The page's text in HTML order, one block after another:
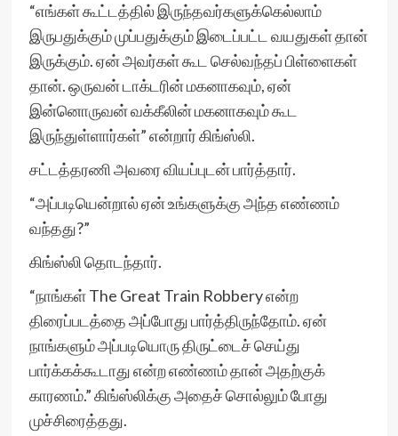
“எங்கள் கூட்டத்தில் இருந்தவர்களுக்கெல்லாம்
இருபதுக்கும் முப்பதுக்கும் இடைப்பட்ட வயதுகள் தான்
இருக்கும். ஏன் அவர்கள் கூட செல்வந்தப் பிள்ளைகள்
தான். ஒருவன் டாக்டரின் மகனாகவும், ஏன்
இன்னொருவன் வக்கீலின் மகனாகவும் கூட
இருந்துள்ளார்கள்” என்றார் கிங்ஸ்லி.
சட்டத்தரணி அவரை வியப்புடன் பார்த்தார்.
“அப்படியென்றால் ஏன் உங்களுக்கு அந்த எண்ணம்
வந்தது?”
கிங்ஸ்லி தொடந்தார்.
“நாங்கள் The Great Train Robbery என்ற
திரைப்படத்தை அப்போது பார்த்திருந்தோம். ஏன்
நாங்களும் அப்படியொரு திருட்டைச் செய்து
பார்க்கக்கூடாது என்ற எண்ணம் தான் அதற்குக்
காரணம்.” கிங்ஸ்லிக்கு அதைச் சொல்லும் போது
முச்சிரைத்தது.